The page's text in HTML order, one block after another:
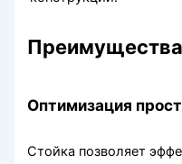
Оптимизация
Стойка позволяет